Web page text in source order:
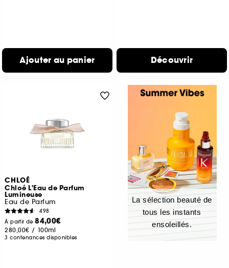
Ajouter au panier Découvrir
CHLOÉ
Chloé L'Eau de Parfum
Lumineuse
Eau de Parfum
498
À partir de84,00€
280,00€ / 100ml
3 contenances disponibles
La sélection beauté de
tous les instants
ensoleillés.